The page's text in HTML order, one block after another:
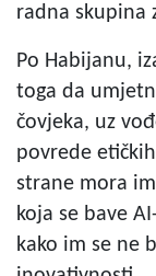
radna skupina
Po Habijanu,
toga da
čovjeka, uz
povrede
strane mora
koja se bave
kako im se ne